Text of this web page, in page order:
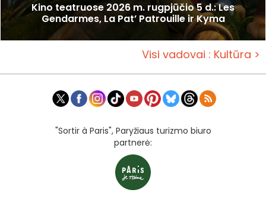
Kino teatruose 2026 m. rugpjūčio 5 d.: Les
Gendarmes, La Pat’ Patrouille ir Kyma
Visi vadovai : Kultūra >
"Sortir à Paris", Paryžiaus turizmo biuro
partnerė: